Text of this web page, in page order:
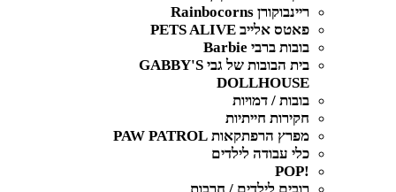
ריינבוקורן Rainbocorns
פאטס אלייב PETS ALIVE
בובות ברבי Barbie
בית הבובות של גבי GABBY'S
DOLLHOUSE
בובות / דמויות
חקירות חייתיות
מפרץ הרפתקאות PAW PATROL
כלי עבודה לילדים
!POP